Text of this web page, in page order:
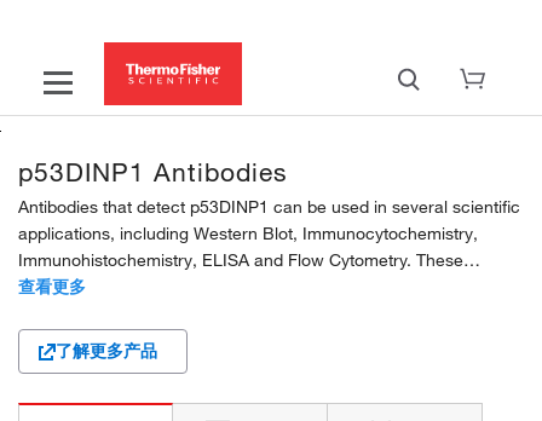
p53DINP1 Antibodies
Antibodies that detect p53DINP1 can be used in several scientific
applications, including Western Blot, Immunocytochemistry,
Immunohistochemistry, ELISA and Flow Cytometry. These
antibodies target p53DINP1 in Human, Mouse and Rat samples.
查看更多
了解更多产品